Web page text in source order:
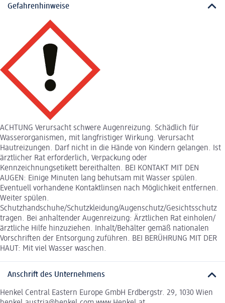
Gefahrenhinweise
ACHTUNG Verursacht schwere Augenreizung. Schädlich für
Wasserorganismen, mit langfristiger Wirkung. Verursacht
Hautreizungen. Darf nicht in die Hände von Kindern gelangen. Ist
ärztlicher Rat erforderlich, Verpackung oder
Kennzeichnungsetikett bereithalten. BEI KONTAKT MIT DEN
AUGEN: Einige Minuten lang behutsam mit Wasser spülen.
Eventuell vorhandene Kontaktlinsen nach Möglichkeit entfernen.
Weiter spülen.
Schutzhandschuhe/Schutzkleidung/Augenschutz/Gesichtsschutz
tragen. Bei anhaltender Augenreizung: Ärztlichen Rat einholen/
ärztliche Hilfe hinzuziehen. Inhalt/Behälter gemäß nationalen
Vorschriften der Entsorgung zuführen. BEI BERÜHRUNG MIT DER
HAUT: Mit viel Wasser waschen.
Anschrift des Unternehmens
Henkel Central Eastern Europe GmbH Erdbergstr. 29, 1030 Wien